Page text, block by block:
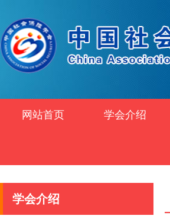
网站首页 学会介绍
学会介绍